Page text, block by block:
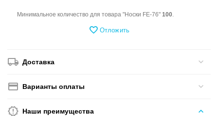
Минимальное количество для товара "Носки FE-76"100.
Отложить
Доставка
Варианты оплаты
Наши преимущества